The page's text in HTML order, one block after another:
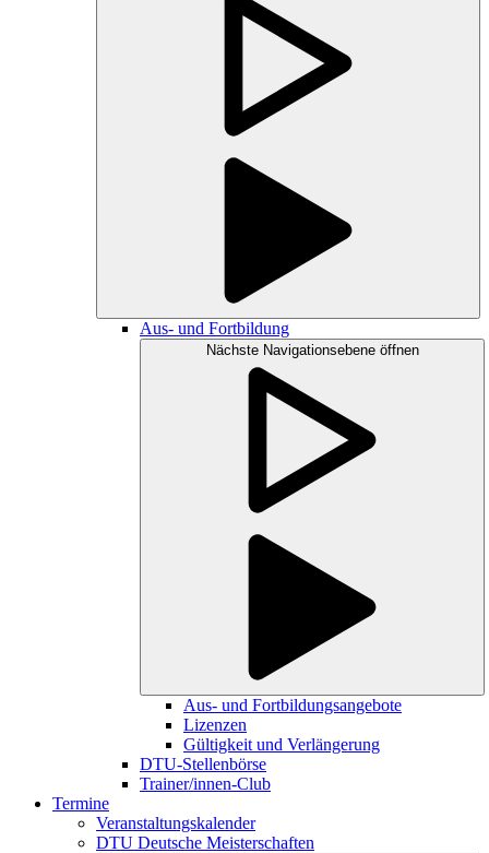
Aus- und Fortbildung
Nächste Navigationsebene öffnen
Aus- und Fortbildungsangebote
Lizenzen
Gültigkeit und Verlängerung
DTU-Stellenbörse
Trainer/innen-Club
Termine
Veranstaltungskalender
DTU Deutsche Meisterschaften